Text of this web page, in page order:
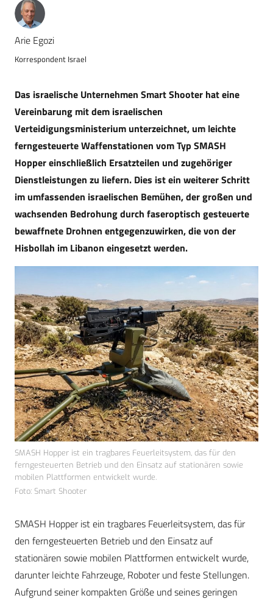
Arie Egozi
Korrespondent Israel
Das israelische Unternehmen Smart Shooter hat eine
Vereinbarung mit dem israelischen
Verteidigungsministerium unterzeichnet, um leichte
ferngesteuerte Waffenstationen vom Typ SMASH
Hopper einschließlich Ersatzteilen und zugehöriger
Dienstleistungen zu liefern. Dies ist ein weiterer Schritt
im umfassenden israelischen Bemühen, der großen und
wachsenden Bedrohung durch faseroptisch gesteuerte
bewaffnete Drohnen entgegenzuwirken, die von der
Hisbollah im Libanon eingesetzt werden.
SMASH Hopper ist ein tragbares Feuerleitsystem, das für den
ferngesteuerten Betrieb und den Einsatz auf stationären sowie
mobilen Plattformen entwickelt wurde.
Foto: Smart Shooter
SMASH Hopper ist ein tragbares Feuerleitsystem, das für
den ferngesteuerten Betrieb und den Einsatz auf
stationären sowie mobilen Plattformen entwickelt wurde,
darunter leichte Fahrzeuge, Roboter und feste Stellungen.
Aufgrund seiner kompakten Größe und seines geringen